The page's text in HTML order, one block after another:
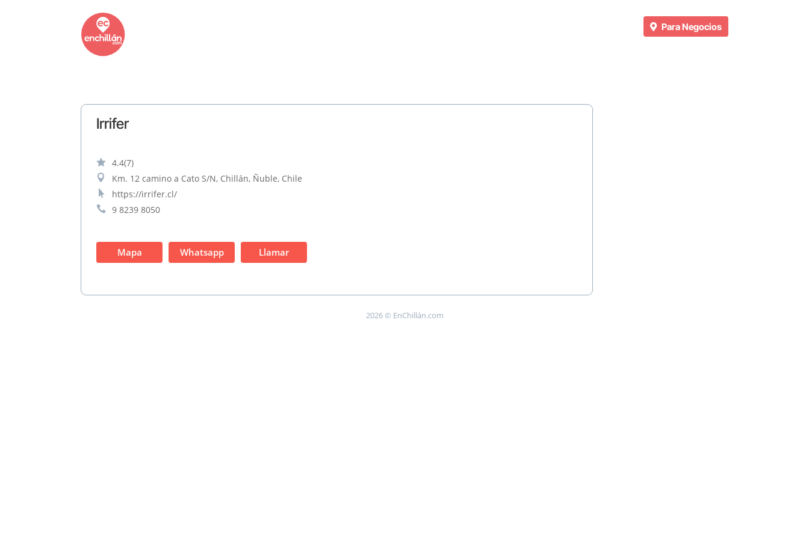
Para Negocios
Irrifer
 4.4(7)
 Km. 12 camino a Cato S/N, Chillán, Ñuble, Chile
 https://irrifer.cl/
 9 8239 8050
Mapa Whatsapp Llamar
2026 © EnChillán.com